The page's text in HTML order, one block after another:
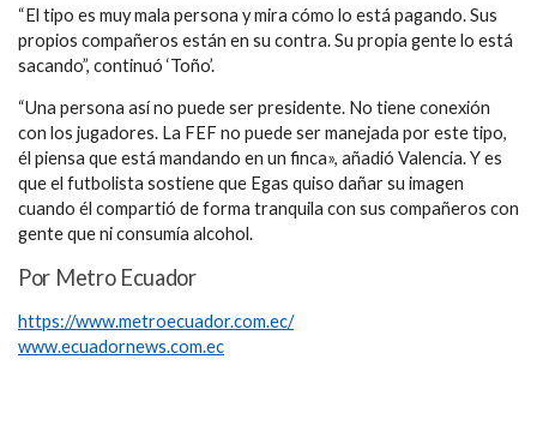
“El tipo es muy mala persona y mira cómo lo está pagando. Sus
propios compañeros están en su contra. Su propia gente lo está
sacando”, continuó ‘Toño’.
“Una persona así no puede ser presidente. No tiene conexión
con los jugadores. La FEF no puede ser manejada por este tipo,
él piensa que está mandando en un finca», añadió Valencia. Y es
que el futbolista sostiene que Egas quiso dañar su imagen
cuando él compartió de forma tranquila con sus compañeros con
gente que ni consumía alcohol.
Por Metro Ecuador
https://www.metroecuador.com.ec/
www.ecuadornews.com.ec